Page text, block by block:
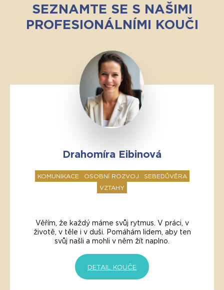
SEZNAMTE SE S NAŠIMI
PROFESIONÁLNÍMI KOUČI
Drahomíra Eibinová
KOMUNIKACE OSOBNÍ ROZVOJ
SEBEDŮVĚRA
VZTAHY
Věřím, že každý máme svůj rytmus. V práci, v
životě, v těle i v duši. Pomáhám lidem, aby ten
svůj našli a mohli v něm žít naplno.
DETAIL KOUČE